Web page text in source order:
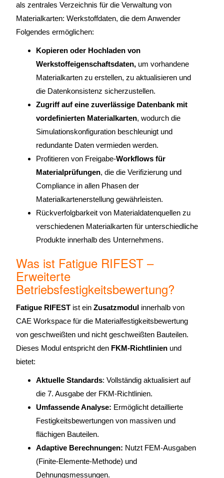
als zentrales Verzeichnis für die Verwaltung von
Materialkarten: Werkstoffdaten, die dem Anwender
Folgendes ermöglichen:
Kopieren oder Hochladen von
Werkstoffeigenschaftsdaten, um vorhandene
Materialkarten zu erstellen, zu aktualisieren und
die Datenkonsistenz sicherzustellen.
Zugriff auf eine zuverlässige Datenbank mit
vordefinierten Materialkarten, wodurch die
Simulationskonfiguration beschleunigt und
redundante Daten vermieden werden.
Profitieren von Freigabe-Workflows für
Materialprüfungen, die die Verifizierung und
Compliance in allen Phasen der
Materialkartenerstellung gewährleisten.
Rückverfolgbarkeit von Materialdatenquellen zu
verschiedenen Materialkarten für unterschiedliche
Produkte innerhalb des Unternehmens.
Was ist Fatigue RIFEST –
Erweiterte
Betriebsfestigkeitsbewertung?
Fatigue RIFEST ist ein Zusatzmodul innerhalb von
CAE Workspace für die Materialfestigkeitsbewertung
von geschweißten und nicht geschweißten Bauteilen.
Dieses Modul entspricht den FKM-Richtlinien und
bietet:
Aktuelle Standards: Vollständig aktualisiert auf
die 7. Ausgabe der FKM-Richtlinien.
Umfassende Analyse: Ermöglicht detaillierte
Festigkeitsbewertungen von massiven und
flächigen Bauteilen.
Adaptive Berechnungen: Nutzt FEM-Ausgaben
(Finite-Elemente-Methode) und
Dehnungsmessungen.